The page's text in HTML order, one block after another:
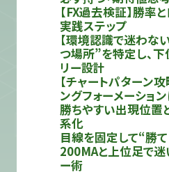
【FX過去検証】勝率
実践ステップ
【環境認識で迷わな
つ場所”を特定し、
リー設計
【チャートパターン
ングフォーメーショ
勝ちやすい出現位置
系化
目線を固定して“勝
200MAと上位足で迷
ー術